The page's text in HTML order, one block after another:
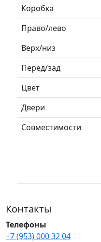
Коробка
Право/лево
Верх/низ
Перед/зад
Цвет
Двери
Совместимости
Контакты
Телефоны
+7 (953) 000 32 04